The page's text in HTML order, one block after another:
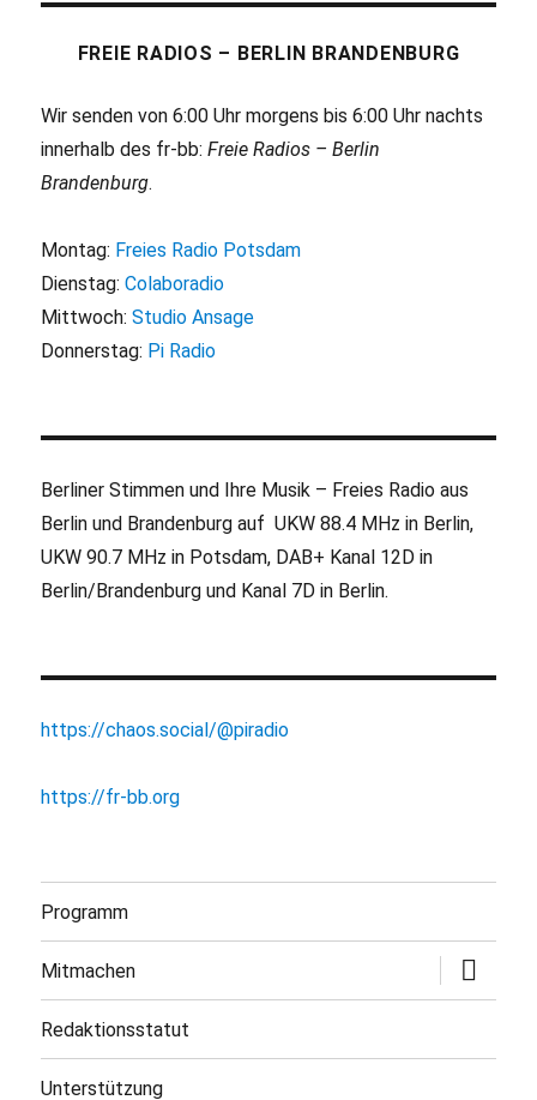
FREIE RADIOS – BERLIN BRANDENBURG
Wir senden von 6:00 Uhr morgens bis 6:00 Uhr nachts
innerhalb des fr-bb:Freie Radios – Berlin
Brandenburg.
Montag: Freies Radio Potsdam
Dienstag:Colaboradio
Mittwoch:Studio Ansage
Donnerstag: Pi Radio
Berliner Stimmen und Ihre Musik – Freies Radio aus
Berlin und Brandenburg auf UKW 88.4 MHz in Berlin,
UKW 90.7 MHz in Potsdam, DAB+ Kanal 12D in
Berlin/Brandenburg und Kanal 7D in Berlin.
https://chaos.social/@piradio
https://fr-bb.org
Programm
Mitmachen
öffnen
Redaktionsstatut
Unterstützung